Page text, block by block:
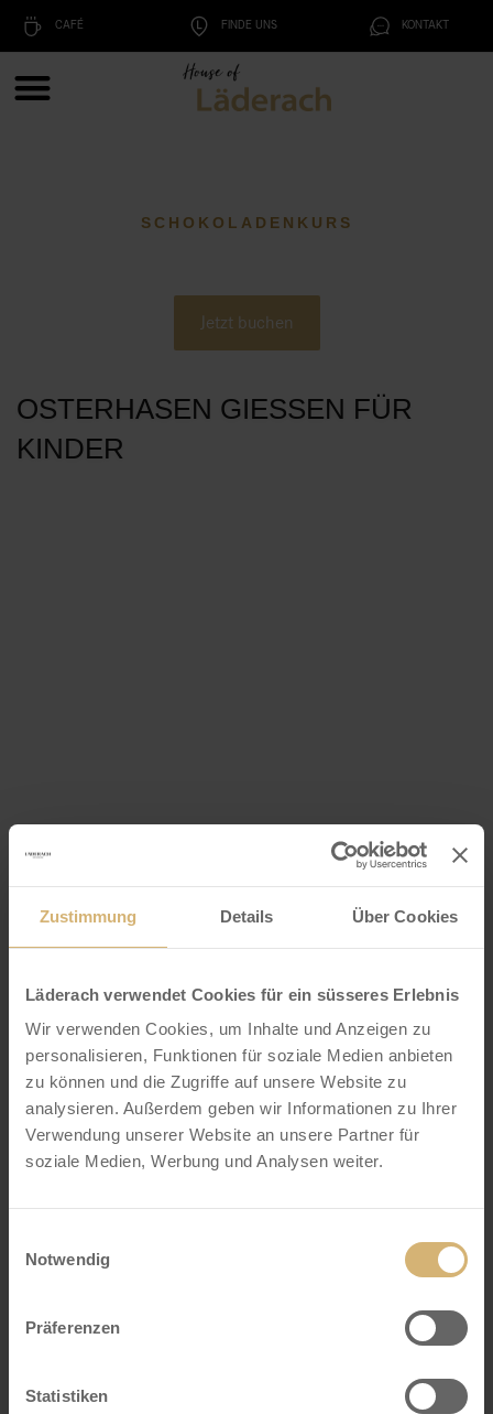
Zustimmung Details Über Cookies
Läderach verwendet Cookies für ein süsseres Erlebnis
Wir verwenden Cookies, um Inhalte und Anzeigen zu
personalisieren, Funktionen für soziale Medien anbieten
zu können und die Zugriffe auf unsere Website zu
analysieren. Außerdem geben wir Informationen zu Ihrer
Verwendung unserer Website an unsere Partner für
soziale Medien, Werbung und Analysen weiter.
Notwendig
Präferenzen
Statistiken
CAFÉ FINDE UNS KONTAKT
SCHOKOLADENKURS
Jetzt buchen
OSTERHASEN GIESSEN FÜR
KINDER
Eventangebot
Schokoladenkurs für Teams bestehend aus 1
Erwachsenen und 1 Kind
Herstellen eines Osterhasen (1 Figur zusammen im
Team)
Das Kind fertigt die Figur, der Erwachsene
unterstützt das Kind falls notwendig
Degustation feiner FrischSchoggi und
Besuch des Schokoladenmuseums inklusive
Sorten
Preis CHF 54 (pro Team)